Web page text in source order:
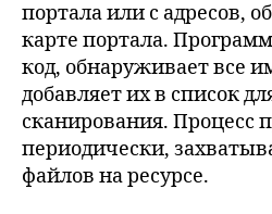
портала или с адресов,
карте портала.
код, обнаруживает все
добавляет их в список
сканирования. Процесс
периодически,
файлов на ресурсе.